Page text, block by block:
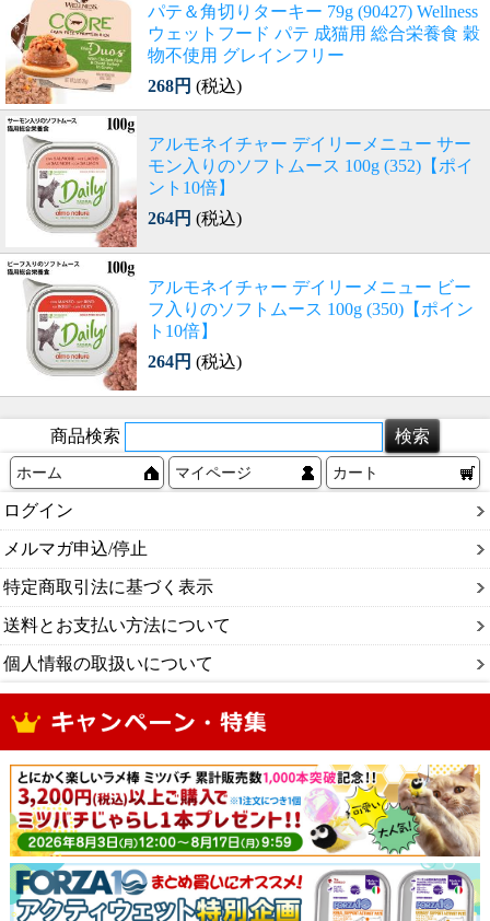
パテ＆角切りターキー 79g (90427) Wellness
ウェットフード パテ 成猫用 総合栄養食 穀
物不使用 グレインフリー
268円 (税込)
アルモネイチャー デイリーメニュー サー
モン入りのソフトムース 100g (352)【ポイ
ント10倍】
264円 (税込)
アルモネイチャー デイリーメニュー ビー
フ入りのソフトムース 100g (350)【ポイン
ト10倍】
264円 (税込)
商品検索
ホーム マイページ カート
ログイン
メルマガ申込/停止
特定商取引法に基づく表示
送料とお支払い方法について
個人情報の取扱いについて